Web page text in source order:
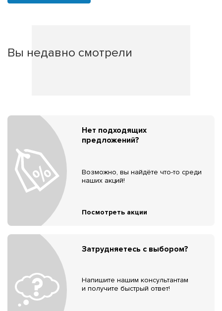
Вы недавно смотрели
Нет подходящих
предложений?
Возможно, вы найдёте что-то среди
наших акций!
Посмотреть акции
Затрудняетесь с выбором?
Напишите нашим консультантам
и получите быстрый ответ!